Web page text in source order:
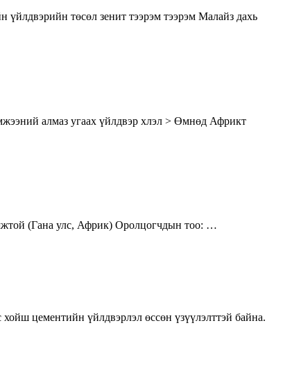
төсөл зенит тээрэм тээрэм Малайз дахь
алмаз угаах үйлдвэр хлэл > Өмнөд Африкт
(Гана улс, Африк) Оролцогчдын тоо: …
цементийн үйлдвэрлэл өссөн үзүүлэлттэй байна.